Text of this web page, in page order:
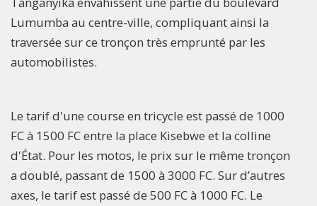
Lumumba au centre-ville, compliquant ainsi la
traversée sur ce tronçon très emprunté par les
automobilistes.
Le tarif d'une course en tricycle est passé de 1000
FC à 1500 FC entre la place Kisebwe et la colline
d'État. Pour les motos, le prix sur le même tronçon
a doublé, passant de 1500 à 3000 FC. Sur d’autres
axes, le tarif est passé de 500 FC à 1000 FC. Le